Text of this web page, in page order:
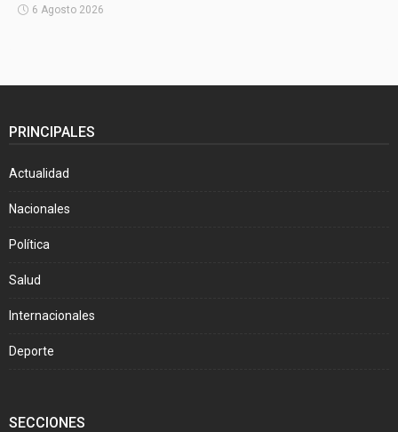
6 Agosto 2026
PRINCIPALES
Actualidad
Nacionales
Política
Salud
Internacionales
Deporte
SECCIONES